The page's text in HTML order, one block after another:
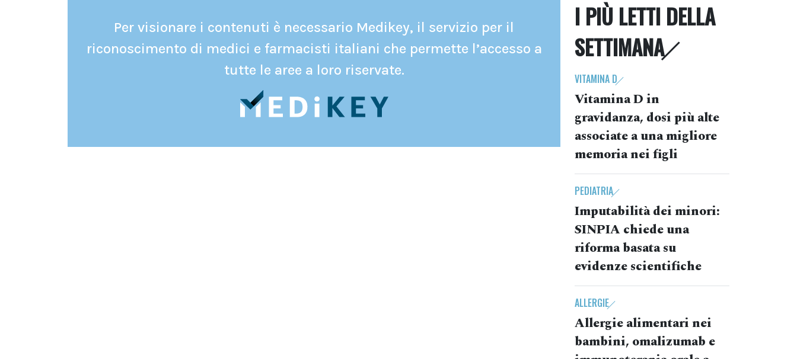
Per visionare i contenuti è necessario Medikey, il servizio per il
riconoscimento di medici e farmacisti italiani che permette l’accesso a
tutte le aree a loro riservate.
I PIÙ LETTI DELLA
SETTIMANA
VITAMINA D
Vitamina D in
gravidanza, dosi più alte
associate a una migliore
memoria nei figli
PEDIATRIA
Imputabilità dei minori:
SINPIA chiede una
riforma basata su
evidenze scientifiche
ALLERGIE
Allergie alimentari nei
bambini, omalizumab e